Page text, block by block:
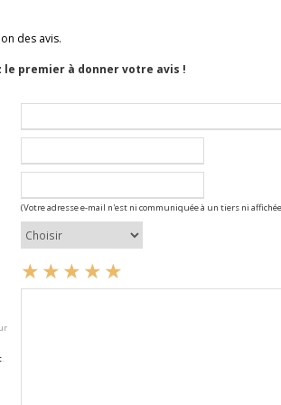
des avis.
le premier à donner votre avis !
(Votre adresse e-mail n'est ni communiquée à un tiers ni
.